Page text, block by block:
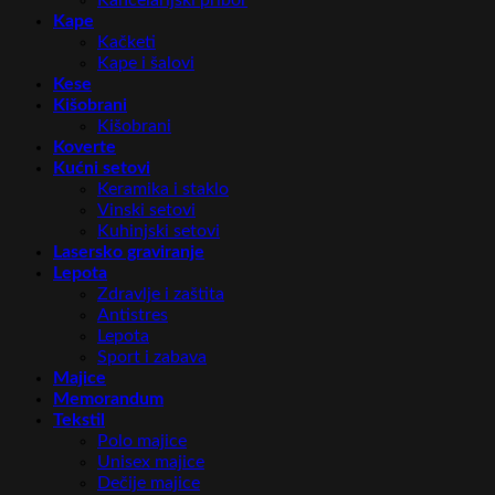
Kape
Kačketi
Kape i šalovi
Kese
Kišobrani
Kišobrani
Koverte
Kućni setovi
Keramika i staklo
Vinski setovi
Kuhinjski setovi
Lasersko graviranje
Lepota
Zdravlje i zaštita
Antistres
Lepota
Sport i zabava
Majice
Memorandum
Tekstil
Polo majice
Unisex majice
Dečije majice